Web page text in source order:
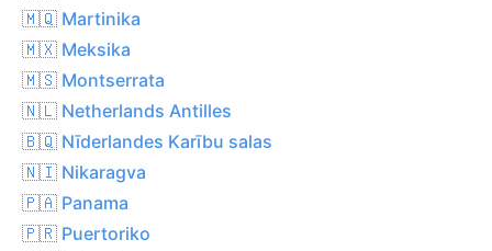
🇲🇶 Martinika
🇲🇽 Meksika
🇲🇸 Montserrata
🇳🇱 Netherlands Antilles
🇧🇶 Nīderlandes Karību salas
🇳🇮 Nikaragva
🇵🇦 Panama
🇵🇷 Puertoriko